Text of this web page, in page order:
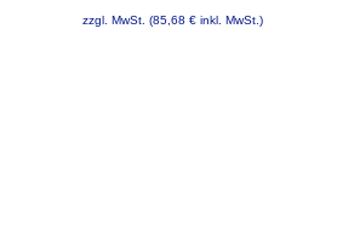
Preis
Preis
zzgl. MwSt. (85,68 € inkl. MwSt.)